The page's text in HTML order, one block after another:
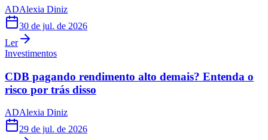
ADAlexia Diniz
30 de jul. de 2026
Ler
Investimentos
CDB pagando rendimento alto demais? Entenda o
risco por trás disso
ADAlexia Diniz
29 de jul. de 2026